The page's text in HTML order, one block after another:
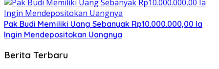
Pak Budi Memiliki Uang Sebanyak Rp10.000.000,00 Ia
Ingin Mendepositokan Uangnya
Berita Terbaru